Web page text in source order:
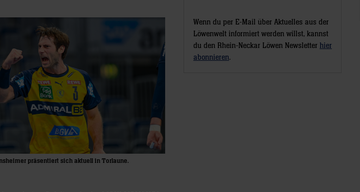
präsentiert sich aktuell in Torlaune.
Wenn du per E-Mail über Aktuelles aus der
Löwenwelt informiert werden willst, kannst
du den Rhein-Neckar Löwen Newsletter hier
abonnieren.